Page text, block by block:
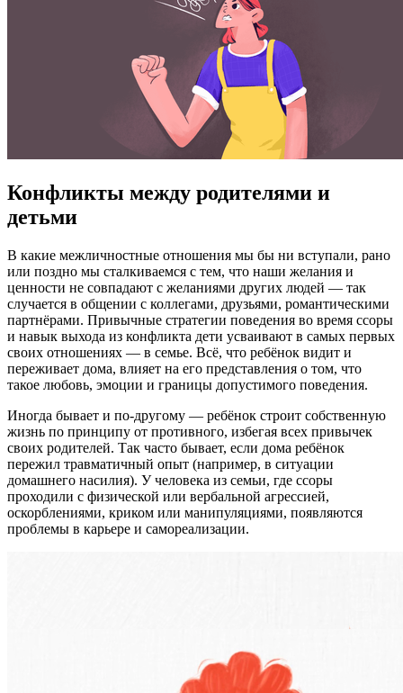
Конфликты между родителями и
детьми
В какие межличностные отношения мы бы ни вступали, рано
или поздно мы сталкиваемся с тем, что наши желания и
ценности не совпадают с желаниями других людей — так
случается в общении с коллегами, друзьями, романтическими
партнёрами. Привычные стратегии поведения во время ссоры
и навык выхода из конфликта дети усваивают в самых первых
своих отношениях — в семье. Всё, что ребёнок видит и
переживает дома, влияет на его представления о том, что
такое любовь, эмоции и границы допустимого поведения.
Иногда бывает и по-другому — ребёнок строит собственную
жизнь по принципу от противного, избегая всех привычек
своих родителей. Так часто бывает, если дома ребёнок
пережил травматичный опыт (например, в ситуации
домашнего насилия). У человека из семьи, где ссоры
проходили с физической или вербальной агрессией,
оскорблениями, криком или манипуляциями, появляются
проблемы в карьере и самореализации.